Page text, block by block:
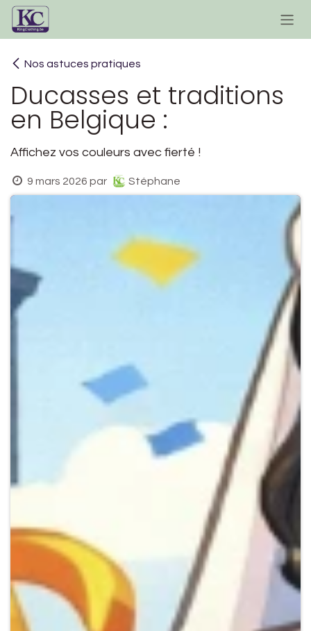
Se rendre au contenu
Nos astuces pratiques
Ducasses et traditions
en Belgique :
Affichez vos couleurs avec fierté !
9 mars 2026 par Stéphane